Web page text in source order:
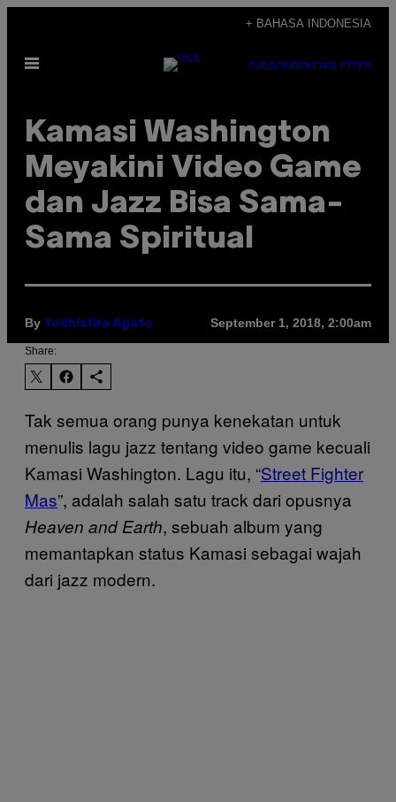
content
+ BAHASA INDONESIA
Open
SUBSCRIBENEWSLETTER
Kamasi Washington
Meyakini Video Game
dan Jazz Bisa Sama-
Sama Spiritual
By Yudhistira Agato September 1, 2018, 2:00am
Share:
Tak semua orang punya kenekatan untuk
menulis lagu jazz tentang video game kecuali
Kamasi Washington. Lagu itu, “Street Fighter
Mas”, adalah salah satu track dari opusnya
Heaven and Earth, sebuah album yang
memantapkan status Kamasi sebagai wajah
dari jazz modern.